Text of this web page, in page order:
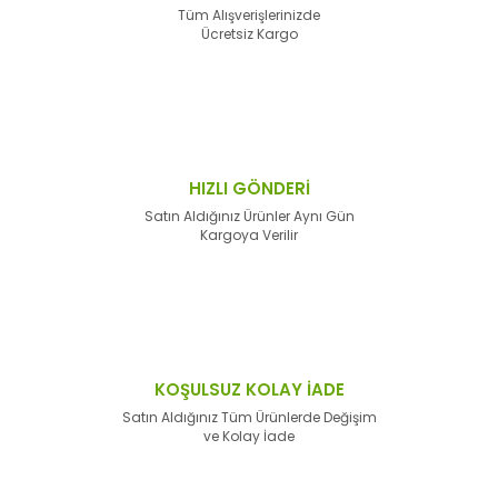
Tüm Alışverişlerinizde
Ücretsiz Kargo
HIZLI GÖNDERİ
Satın Aldığınız Ürünler Aynı Gün
Kargoya Verilir
KOŞULSUZ KOLAY İADE
Satın Aldığınız Tüm Ürünlerde Değişim
ve Kolay İade